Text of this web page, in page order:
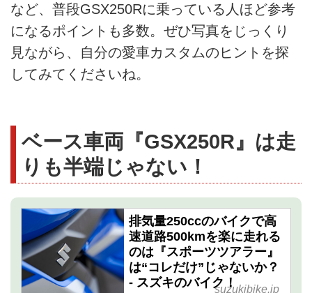
など、普段GSX250Rに乗っている人ほど参考
になるポイントも多数。ぜひ写真をじっくり
見ながら、自分の愛車カスタムのヒントを探
してみてくださいね。
ベース車両『GSX250R』は走
りも半端じゃない！
排気量250ccのバイクで高
速道路500kmを楽に走れる
のは『スポーツツアラー』
は“コレだけ”じゃないか？
- スズキのバイク！suzukibike.jp